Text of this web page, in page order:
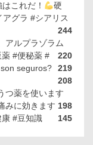
これだ！
硬
アグラ #シアリス
244
アルプラゾラム
220
#便秘薬 #
219
seguros?
208
つ薬を使います
198
みに効きます
#豆知識
145